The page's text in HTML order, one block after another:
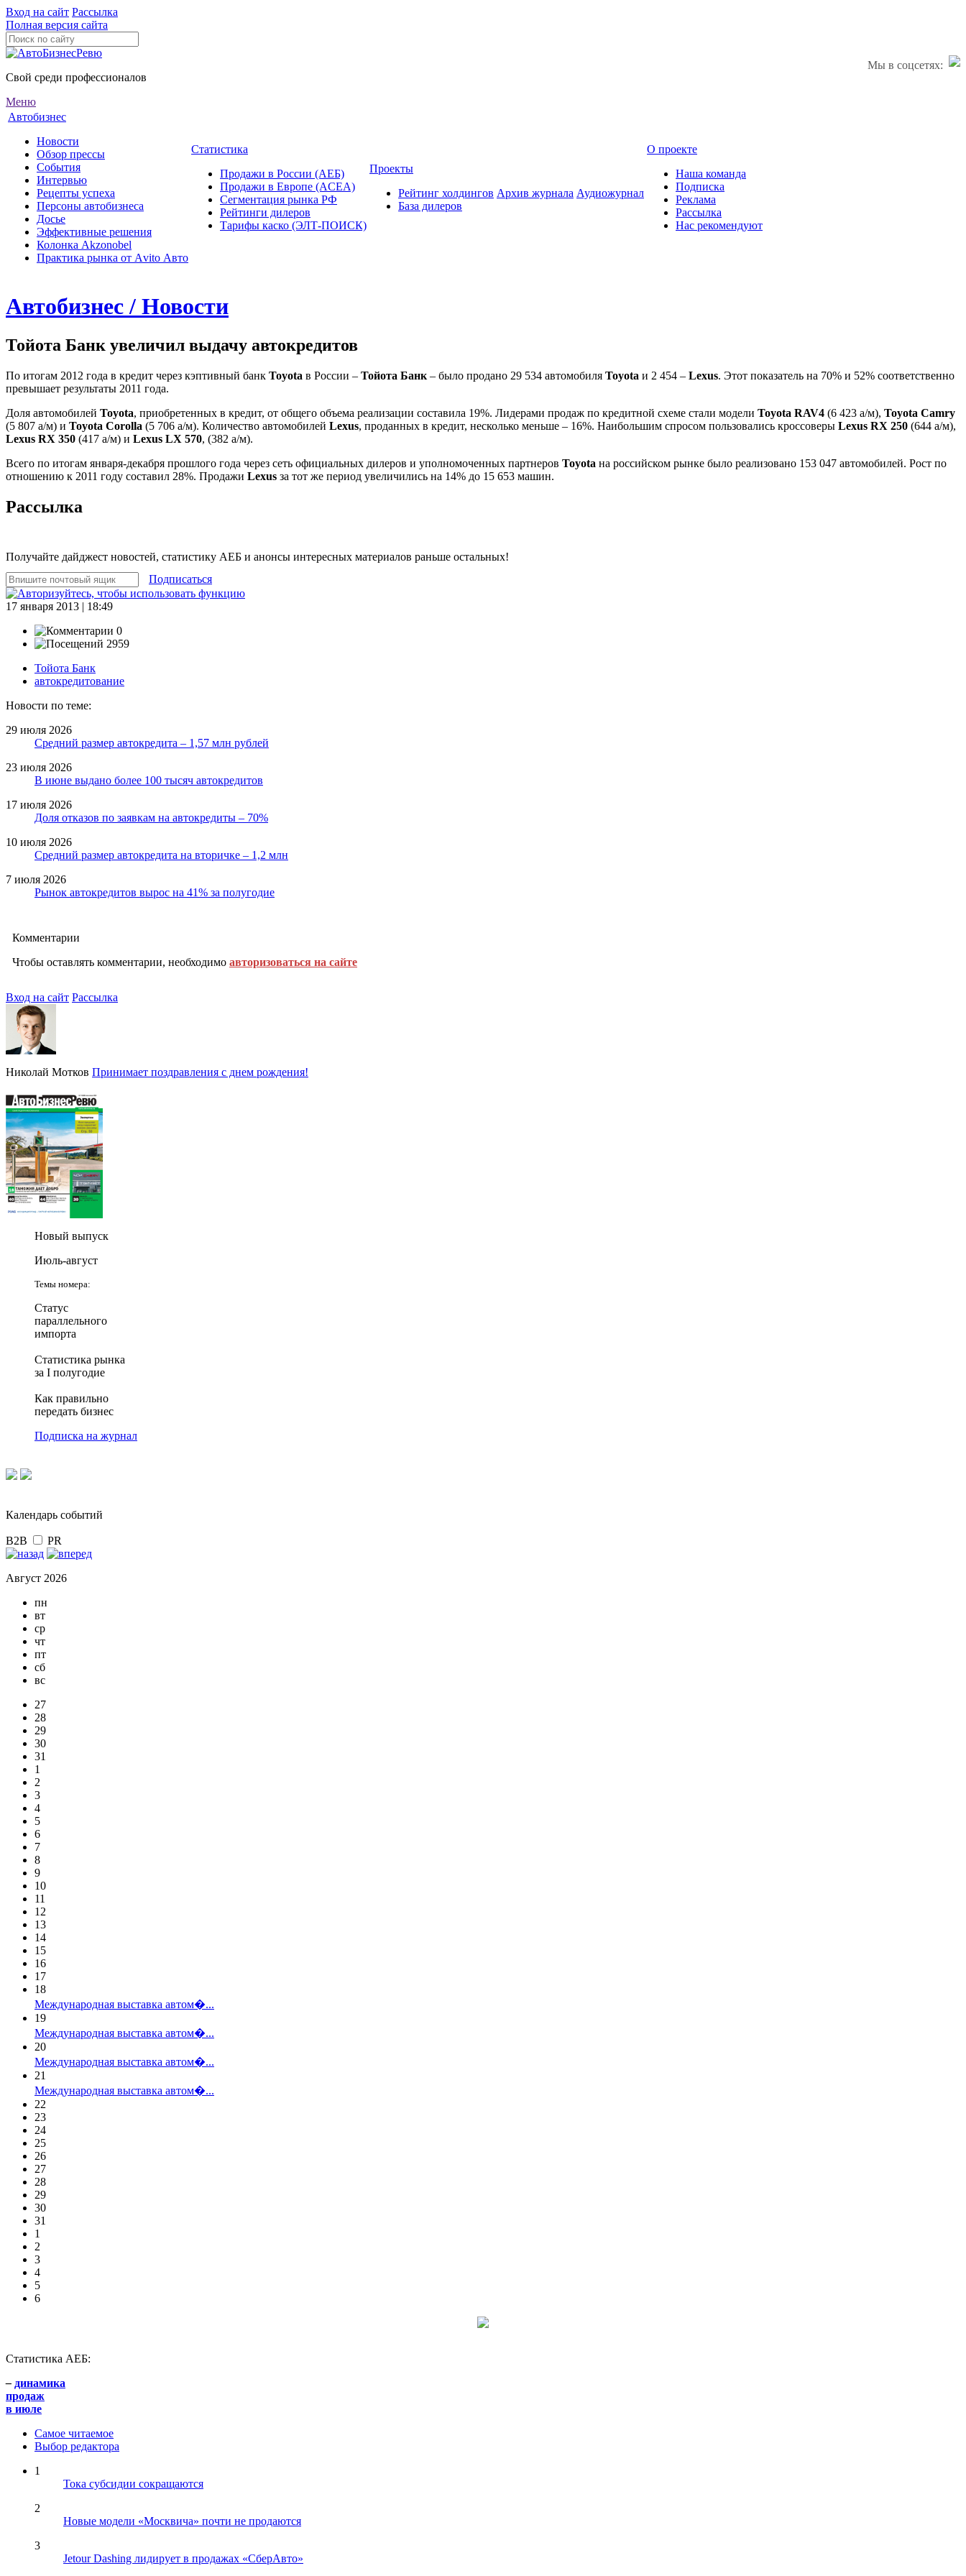
Вход на сайт Рассылка
Полная версия сайта
Мы в соцсетях:
Свой среди профессионалов
Меню
Автобизнес
Новости
Обзор прессы
События
Интервью
Рецепты успеха
Персоны автобизнеса
Досье
Эффективные решения
Колонка Akzonobel
Практика рынка от Аvito Авто
Статистика
Продажи в России (АЕБ)
Продажи в Европе (ACEA)
Сегментация рынка РФ
Рейтинги дилеров
Тарифы каско (ЭЛТ-ПОИСК)
Проекты
Рейтинг холдингов
База дилеров
Архив журнала Аудиожурнал
О проекте
Наша команда
Подписка
Реклама
Рассылка
Нас рекомендуют
Автобизнес / Новости
Тойота Банк увеличил выдачу автокредитов
По итогам 2012 года в кредит через кэптивный банк Toyota в России – Тойота Банк – было продано 29 534 автомобиля Toyota и 2 454 – Lexus. Этот показатель на 70% и 52% соответственно
превышает результаты 2011 года.
Доля автомобилей Toyota, приобретенных в кредит, от общего объема реализации составила 19%. Лидерами продаж по кредитной схеме стали модели Toyota RAV4 (6 423 а/м), Toyota Camry
(5 807 а/м) и Toyota Corolla (5 706 а/м). Количество автомобилей Lexus, проданных в кредит, несколько меньше – 16%. Наибольшим спросом пользовались кроссоверы Lexus RX 250 (644 а/м),
Lexus RX 350 (417 а/м) и Lexus LX 570, (382 а/м).
Всего по итогам января-декабря прошлого года через сеть официальных дилеров и уполномоченных партнеров Toyota на российском рынке было реализовано 153 047 автомобилей. Рост по
отношению к 2011 году составил 28%. Продажи Lexus за тот же период увеличились на 14% до 15 653 машин.
Рассылка
Получайте дайджест новостей, статистику АЕБ и анонсы интересных материалов раньше остальных!
Подписаться
17 января 2013 | 18:49
0
2959
Тойота Банк
автокредитование
Новости по теме:
29 июля 2026
Средний размер автокредита – 1,57 млн рублей
23 июля 2026
В июне выдано более 100 тысяч автокредитов
17 июля 2026
Доля отказов по заявкам на автокредиты – 70%
10 июля 2026
Средний размер автокредита на вторичке – 1,2 млн
7 июля 2026
Рынок автокредитов вырос на 41% за полугодие
Комментарии
Чтобы оставлять комментарии, необходимо авторизоваться на сайте
Вход на сайт Рассылка
Николай Мотков Принимает поздравления с днем рождения!
Новый выпуск
Июль-август
Темы номера:
Статус
параллельного
импорта
Статистика рынка
за I полугодие
Как правильно
передать бизнес
Подписка на журнал
Календарь событий
B2B PR
Август 2026
пн
вт
ср
чт
пт
сб
вс
27
28
29
30
31
1
2
3
4
5
6
7
8
9
10
11
12
13
14
15
16
17
18
Международная выставка автом�...
19
Международная выставка автом�...
20
Международная выставка автом�...
21
Международная выставка автом�...
22
23
24
25
26
27
28
29
30
31
1
2
3
4
5
6
Статистика АЕБ:
– динамика
продаж
в июле
Самое читаемое
Выбор редактора
1
Тока субсидии сокращаются
2
Новые модели «Москвича» почти не продаются
3
Jetour Dashing лидирует в продажах «СберАвто»